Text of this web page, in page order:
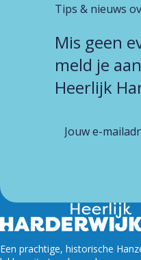
Tips & nieuws
Mis geen
meld je
Heerlijk
Een prachtige, historische